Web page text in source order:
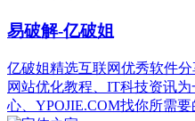
易破解-亿破姐
亿破姐精选互联网优秀软件
网站优化教程、IT科技资讯
心、YPOJIE.COM找你所需要